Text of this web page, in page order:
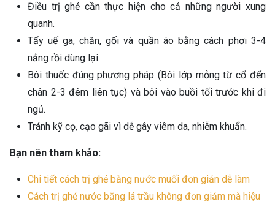
Điều trị ghẻ cần thực hiện cho cả những người xung
quanh.
Tẩy uế ga, chăn, gối và quần áo bằng cách phơi 3-4
nắng rồi dùng lại.
Bôi thuốc đúng phương pháp (Bôi lớp mỏng từ cổ đến
chân 2-3 đêm liên tục) và bôi vào buồi tối trước khi đi
ngủ.
Tránh kỹ cọ, cạo gãi vì dễ gây viêm da, nhiễm khuẩn.
Bạn nên tham khảo:
Chi tiết cách trị ghẻ bằng nước muối đơn giản dễ làm
Cách trị ghẻ nước bằng lá trầu không đơn giảm mà hiệu